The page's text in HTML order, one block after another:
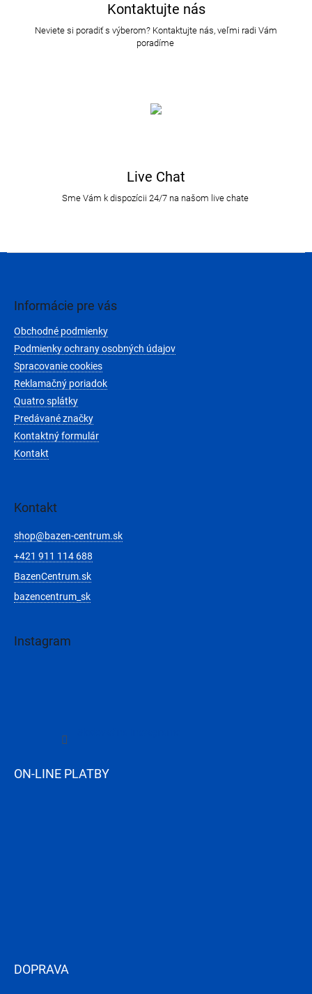
Kontaktujte nás
Neviete si poradiť s výberom? Kontaktujte nás, veľmi radi Vám
poradíme
Live Chat
Sme Vám k dispozícii 24/7 na našom live chate
Informácie pre vás
Obchodné podmienky
Podmienky ochrany osobných údajov
Spracovanie cookies
Reklamačný poriadok
Quatro splátky
Predávané značky
Kontaktný formulár
Kontakt
Kontakt
shop@bazen-centrum.sk
+421 911 114 688
BazenCentrum.sk
bazencentrum_sk
Instagram
ON-LINE PLATBY
DOPRAVA